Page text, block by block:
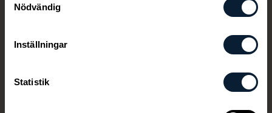
Nödvändig
Inställningar
Statistik